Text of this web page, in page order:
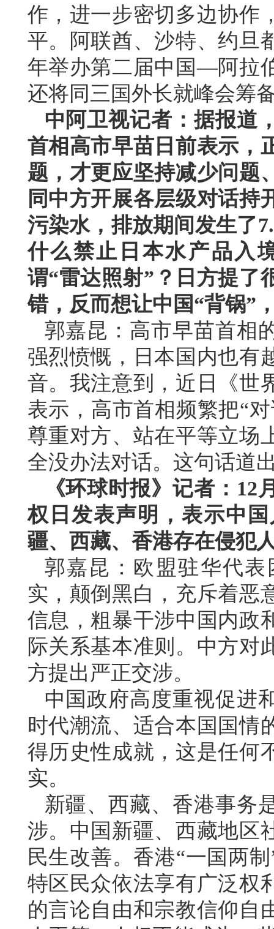
作，进一步密切多边协作
平。阿联酋、沙特、约旦
年举办第二届中国—阿拉
还将同三国外长就峰会筹
中阿卫视记者：据报道
首相高市早苗日前表示，
题，才更应坚持减少问题
同中方开展各层级对话持
污染水，排放期间发生了
什么禁止日本水产品入
谓“雷达照射”？日方提了
错，反而想让中国“背锅”
郭嘉昆：高市早苗首相
强烈愤慨，日本国内也有
音。我注意到，近日《世
表示，高市首相频繁把“
尊重对方、站在平等立场
全没办法对话。这句话道
《环球时报》记者：
权日发表声明，表示中
疆、西藏、香港存在侵犯
郭嘉昆：欧盟驻华代
实，颠倒黑白，充斥着恶
信息，粗暴干涉中国内政
际关系基本准则。中方对
方提出严正交涉。
中国政府高度重视促进
时代潮流、适合本国国情
得历史性成就，这是任何
实。
新疆、西藏、香港事务
涉。中国新疆、西藏地区
民生改善。香港“一国两
特区民众依法享有广泛权
的言论自由和宗教信仰自